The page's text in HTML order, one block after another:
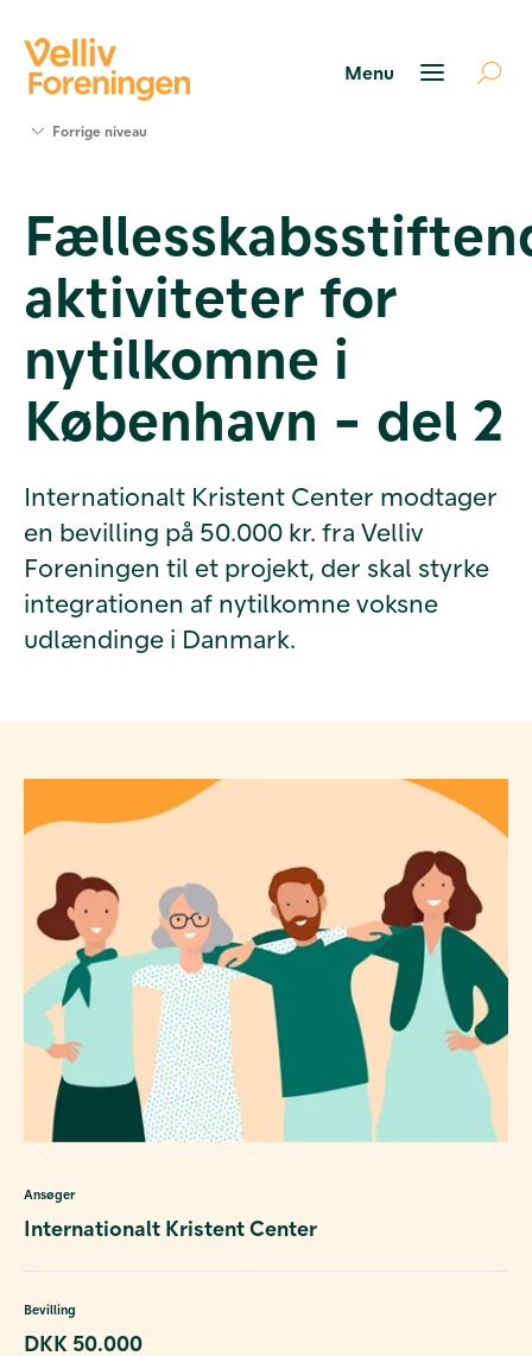
Værktøjer
og viden
Om Velliv
Foreningen
os
Forrige niveau
aktiviteter for
nytilkomne i
København - del 2
Internationalt Kristent Center modtager
en bevilling på 50.000 kr. fra Velliv
Foreningen til et projekt, der skal styrke
integrationen af nytilkomne voksne
udlændinge i Danmark.
Ansøger
Internationalt Kristent Center
Bevilling
DKK 50.000